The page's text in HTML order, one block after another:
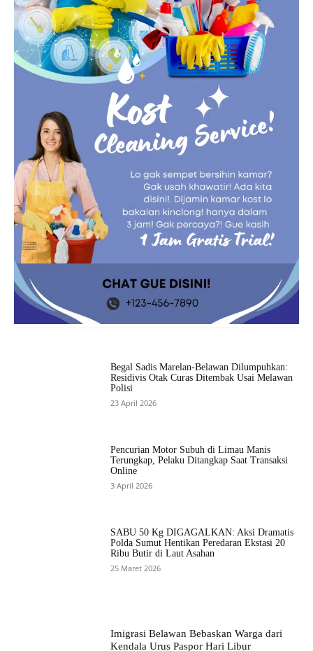
Begal Sadis Marelan-Belawan Dilumpuhkan:
Residivis Otak Curas Ditembak Usai Melawan
Polisi
23 April 2026
Pencurian Motor Subuh di Limau Manis
Terungkap, Pelaku Ditangkap Saat Transaksi
Online
3 April 2026
SABU 50 Kg DIGAGALKAN: Aksi Dramatis
Polda Sumut Hentikan Peredaran Ekstasi 20
Ribu Butir di Laut Asahan
25 Maret 2026
Imigrasi Belawan Bebaskan Warga dari
Kendala Urus Paspor Hari Libur